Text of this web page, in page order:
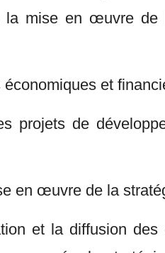
mise en œuvre
et
projets de
en œuvre de la
et la diffusion